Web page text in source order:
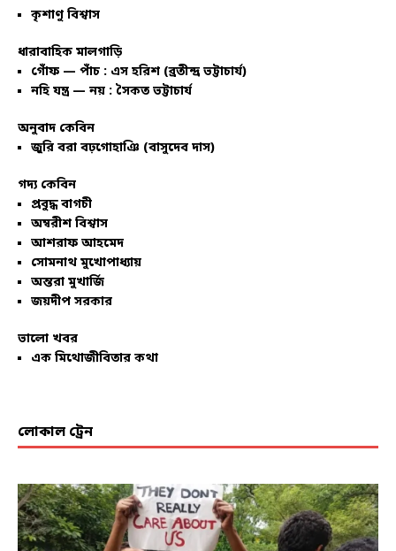
কৃশাণু বিশ্বাস
ধারাবাহিক মালগাড়ি
গোঁফ — পাঁচ : এস হরিশ (ব্রতীন্দ্র ভট্টাচার্য)
নহি যন্ত্র — নয় : সৈকত ভট্টাচার্য
অনুবাদ কেবিন
জুরি বরা বঢ়গোহাঞি (বাসুদেব দাস)
গদ্য কেবিন
প্রবুদ্ধ বাগচী
অম্বরীশ বিশ্বাস
আশরাফ আহমেদ
সোমনাথ মুখোপাধ্যায়
অন্তরা মুখার্জি
জয়দীপ সরকার
ভালো খবর
এক মিথোজীবিতার কথা
লোকাল ট্রেন